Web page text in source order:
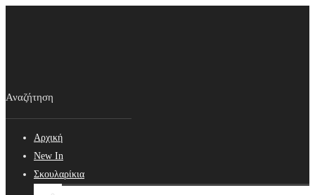
Αρχική
New In
Σκουλαρίκια